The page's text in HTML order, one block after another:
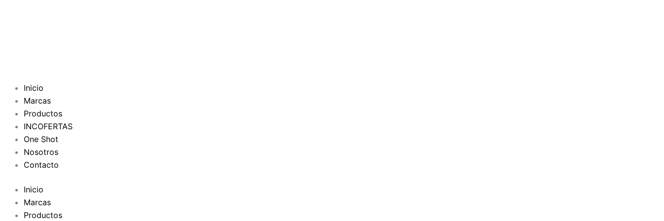
Inicio
Marcas
Productos
INCOFERTAS
One Shot
Nosotros
Contacto
Inicio
Marcas
Productos